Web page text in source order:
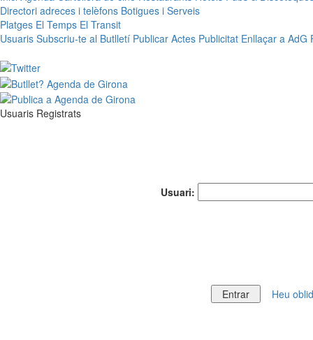
Directori adreces i telèfons Botigues i Serveis
Platges El Temps El Transit
Usuaris Subscriu-te al Butlletí Publicar Actes Publicitat Enllaçar a AdG
Usuaris Registrats
Usuari:
Heu